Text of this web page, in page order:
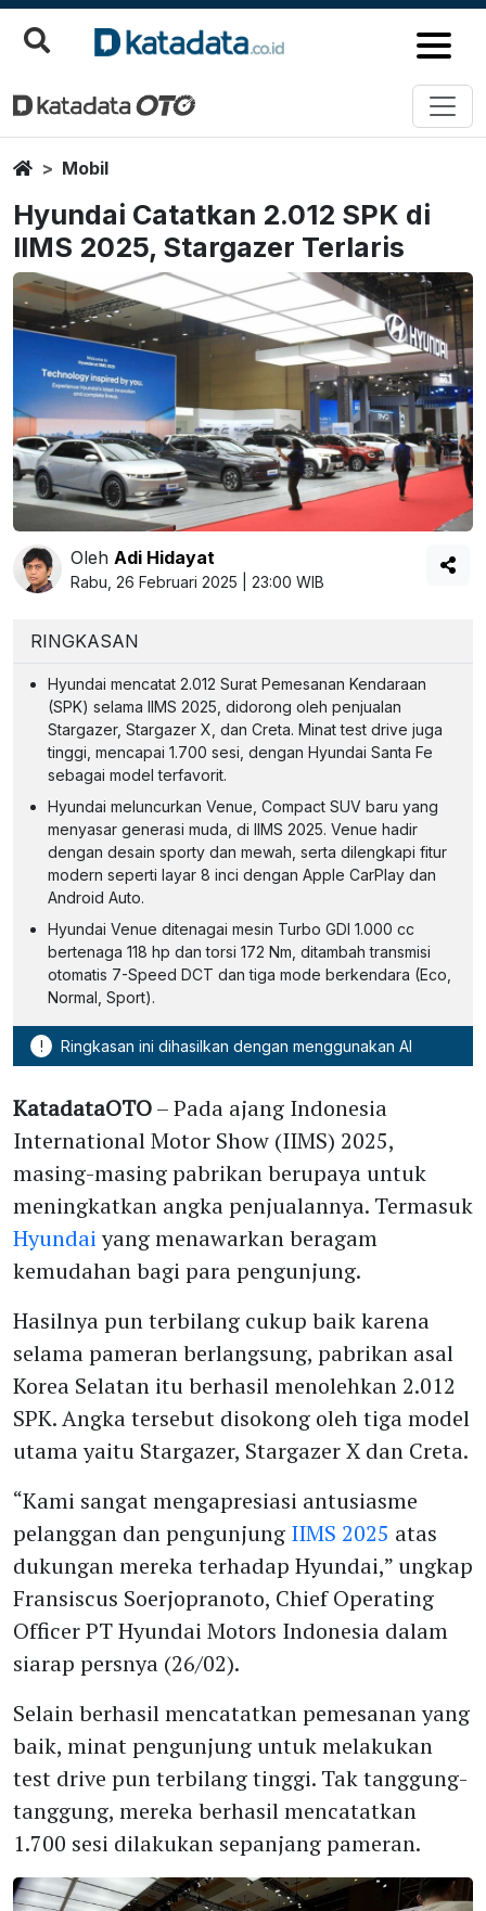
HomeMobil
Hyundai Catatkan 2.012 SPK di
IIMS 2025, Stargazer Terlaris
Oleh Adi Hidayat
Rabu, 26 Februari 2025 | 23:00 WIB
RINGKASAN
Hyundai mencatat 2.012 Surat Pemesanan Kendaraan
(SPK) selama IIMS 2025, didorong oleh penjualan
Stargazer, Stargazer X, dan Creta. Minat test drive juga
tinggi, mencapai 1.700 sesi, dengan Hyundai Santa Fe
sebagai model terfavorit.
Hyundai meluncurkan Venue, Compact SUV baru yang
menyasar generasi muda, di IIMS 2025. Venue hadir
dengan desain sporty dan mewah, serta dilengkapi fitur
modern seperti layar 8 inci dengan Apple CarPlay dan
Android Auto.
Hyundai Venue ditenagai mesin Turbo GDI 1.000 cc
bertenaga 118 hp dan torsi 172 Nm, ditambah transmisi
otomatis 7-Speed DCT dan tiga mode berkendara (Eco,
Normal, Sport).
! Ringkasan ini dihasilkan dengan menggunakan AI
KatadataOTO– Pada ajang Indonesia
International Motor Show (IIMS) 2025,
masing-masing pabrikan berupaya untuk
meningkatkan angka penjualannya. Termasuk
Hyundaiyang menawarkan beragam
kemudahan bagi para pengunjung.
Hasilnya pun terbilang cukup baik karena
selama pameran berlangsung, pabrikan asal
Korea Selatan itu berhasil menolehkan 2.012
SPK. Angka tersebut disokong oleh tiga model
utama yaitu Stargazer, Stargazer X dan Creta.
“Kami sangat mengapresiasi antusiasme
pelanggan dan pengunjung IIMS 2025 atas
dukungan mereka terhadap Hyundai,” ungkap
Fransiscus Soerjopranoto, Chief Operating
Officer PT Hyundai Motors Indonesia dalam
siarap persnya (26/02).
Selain berhasil mencatatkan pemesanan yang
baik, minat pengunjung untuk melakukan
test drive pun terbilang tinggi. Tak tanggung-
tanggung, mereka berhasil mencatatkan
1.700 sesi dilakukan sepanjang pameran.